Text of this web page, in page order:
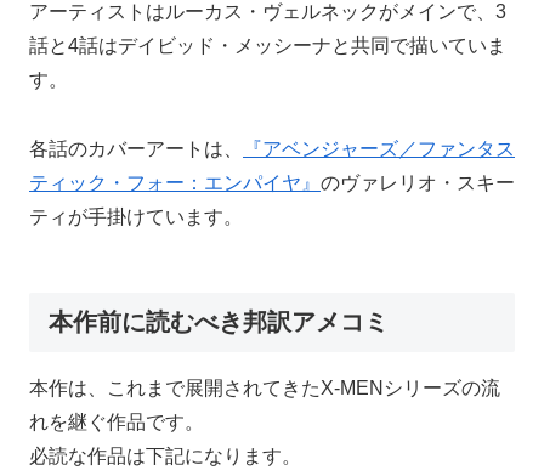
アーティストはルーカス・ヴェルネックがメインで、3
話と4話はデイビッド・メッシーナと共同で描いていま
す。
各話のカバーアートは、
『アベンジャーズ／ファンタス
ティック・フォー：エンパイヤ』 のヴァレリオ・スキー
ティが手掛けています。
本作前に読むべき邦訳アメコミ
本作は、これまで展開されてきたX-MENシリーズの流
れを継ぐ作品です。
必読な作品は下記になります。